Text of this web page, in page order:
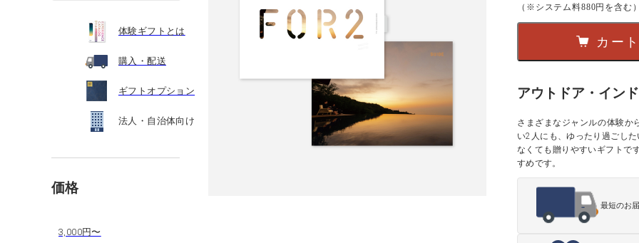
体験ギフトとは
購入・配送
ギフトオプション
法人・自治体向け
価格
3,000円〜
（※システム料880円を含む
カー
アウトドア・イン
さまざまなジャンルの体験か
い2人にも、ゆったり過ごし
なくても贈りやすいギフトで
すめです。
最短のお